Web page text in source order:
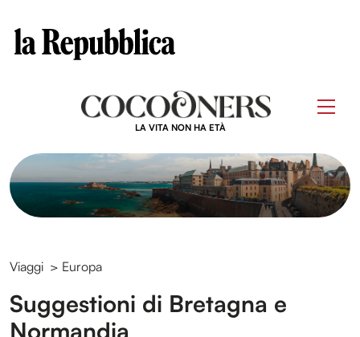
LA VITA NON HA ETÀ
Viaggi > Europa
Suggestioni di Bretagna e
Normandia